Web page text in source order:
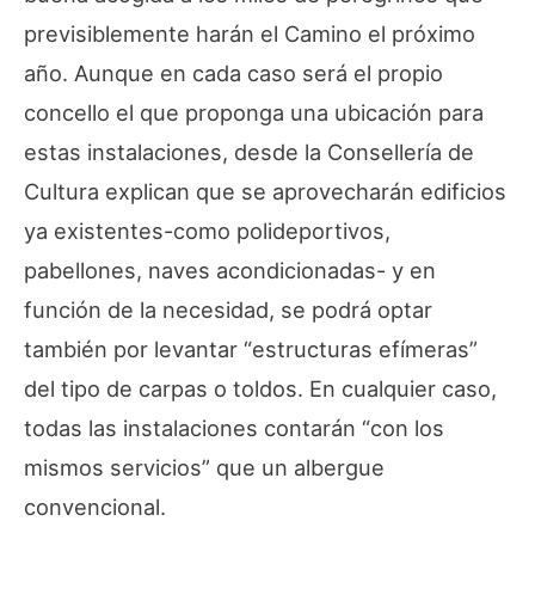
previsiblemente harán el Camino el próximo
año. Aunque en cada caso será el propio
concello el que proponga una ubicación para
estas instalaciones, desde la Consellería de
Cultura explican que se aprovecharán edificios
ya existentes-como polideportivos,
pabellones, naves acondicionadas- y en
función de la necesidad, se podrá optar
también por levantar “estructuras efímeras”
del tipo de carpas o toldos. En cualquier caso,
todas las instalaciones contarán “con los
mismos servicios” que un albergue
convencional.